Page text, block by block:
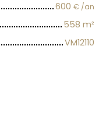
600 € /an
558 m²
VM12110